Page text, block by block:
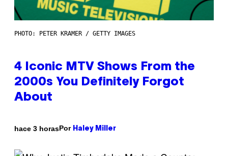
PHOTO: PETER KRAMER / GETTY IMAGES
4 Iconic MTV Shows From the
2000s You Definitely Forgot
About
hace 3 horasPor Haley Miller